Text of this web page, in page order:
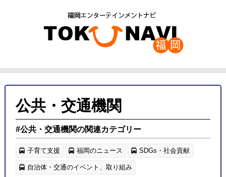
公共・交通機関
#公共・交通機関の関連カテゴリー
子育て支援 福岡のニュース SDGs・社会貢献
自治体・交通のイベント、取り組み